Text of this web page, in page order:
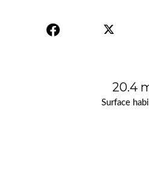
Surface
20.4